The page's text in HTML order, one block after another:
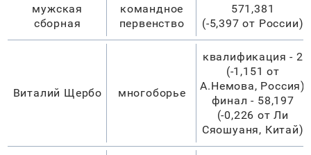
мужская
сборная
командное
первенство
571,381
(-5,397 от России)
Виталий Щербо многоборье
квалификация - 2
(-1,151 от
А.Немова, Россия)
финал - 58,197
(-0,226 от Ли
Сяошуаня, Китай)